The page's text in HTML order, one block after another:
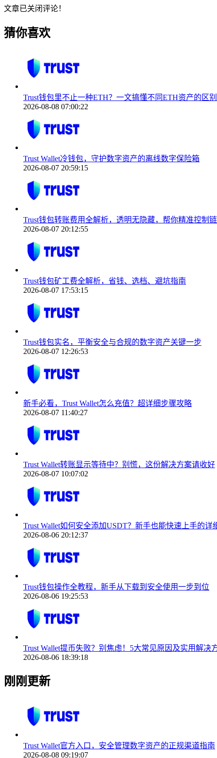
文章已关闭评论！
猜你喜欢
Trust钱包里不止一种ETH？一文搞懂不同ETH资产的区
2026-08-08 07:00:22
Trust Wallet冷钱包，守护数字资产的离线数字保险箱
2026-08-07 20:59:15
Trust钱包转账费用全解析，透明无隐藏，帮你精准控制
2026-08-07 20:12:55
Trust钱包矿工费全解析，省钱、选档、避坑指南
2026-08-07 17:53:15
Trust钱包实名，平衡安全与合规的数字资产关键一步
2026-08-07 12:26:53
新手必看，Trust Wallet怎么充值？超详细步骤攻略
2026-08-07 11:40:27
Trust Wallet转账显示等待中？别慌，这份解决方案请收好
2026-08-07 10:07:02
Trust Wallet如何安全添加USDT？新手也能快速上手的详
2026-08-06 20:12:37
Trust钱包操作全教程，新手从下载到安全使用一步到位
2026-08-06 19:25:53
Trust Wallet提币失败？别焦虑！5大常见原因及实用解决
2026-08-06 18:39:18
刚刚更新
Trust Wallet官方入口，安全管理数字资产的正规渠道指南
2026-08-08 09:19:07